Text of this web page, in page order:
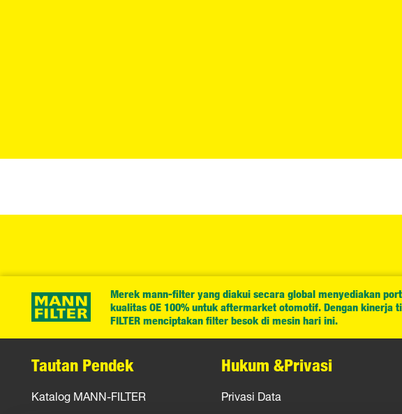
Merek mann-filter yang diakui secara global menyediakan
kualitas OE 100% untuk aftermarket otomotif. Dengan kinerja
FILTER menciptakan filter besok di mesin hari ini.
Tautan Pendek
Katalog MANN-FILTER
Hukum &Privasi
Privasi Data